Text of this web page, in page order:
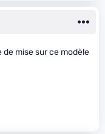
de mise sur ce modèle